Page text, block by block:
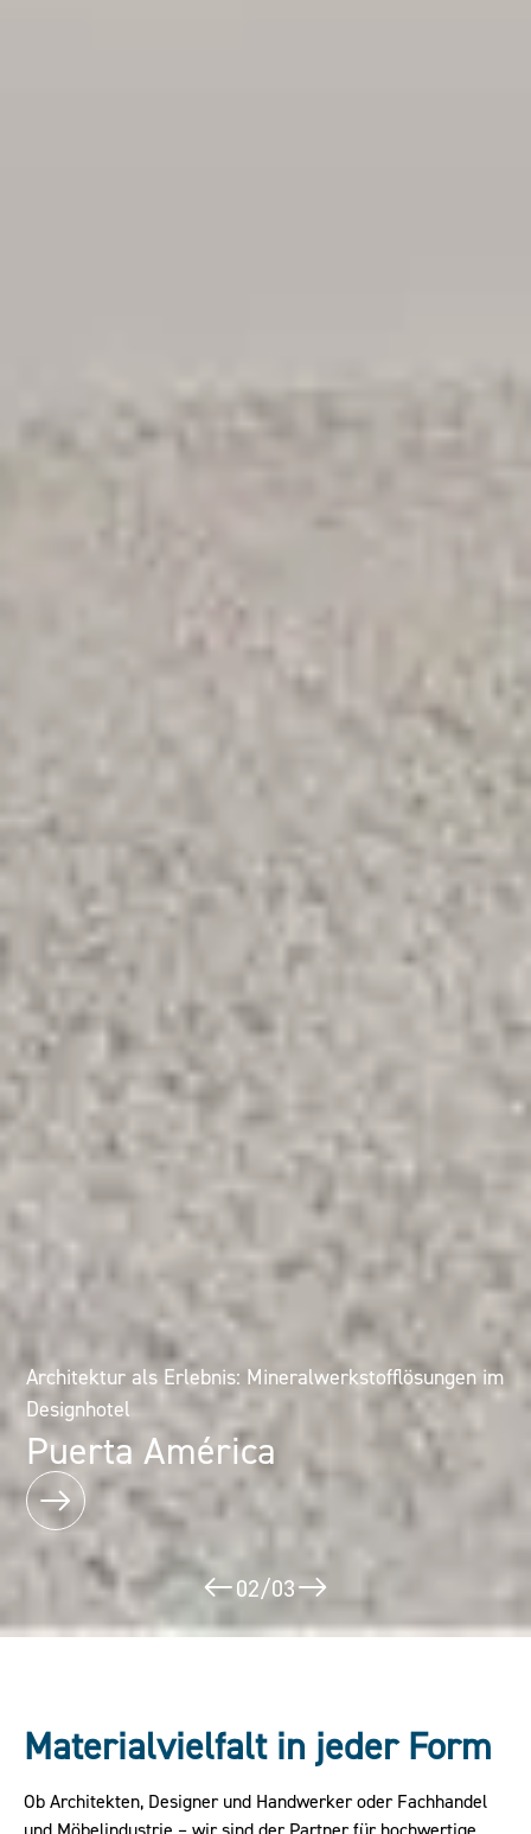
Markenarchitektur in Form gebracht
Leonardo Glasscube
Architektur als Erlebnis: Mineralwerkstofflösungen im
Designhotel
Puerta América
02/03
Materialvielfalt in jeder Form
Ob Architekten, Designer und Handwerker oder Fachhandel